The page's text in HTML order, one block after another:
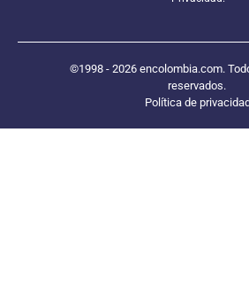
©1998 - 2026 encolombia.com.
reservados.
Política de